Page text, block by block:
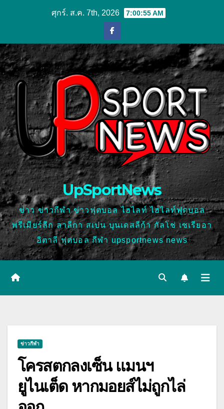
ศุกร์. ส.ค. 7th, 2026 7:00:56 AM
UpSportNews
ข่าว ข่าวกีฬา ข่าวฟุตบอล ไฮไลท์ ไฮไลท์ฟุตบอล
พรีเมียร์ลีก ลาลีกา สเปน บุนเดสลีก้า กัลโช่ เซเรียอา
อิตาลี ฟุตบอล กีฬา upsportnews news
ข่าวกีฬา
โครสตกลงเซ็น แมนฯ
ยูไนเต็ด หากมอยส์ไม่ถูกไล่